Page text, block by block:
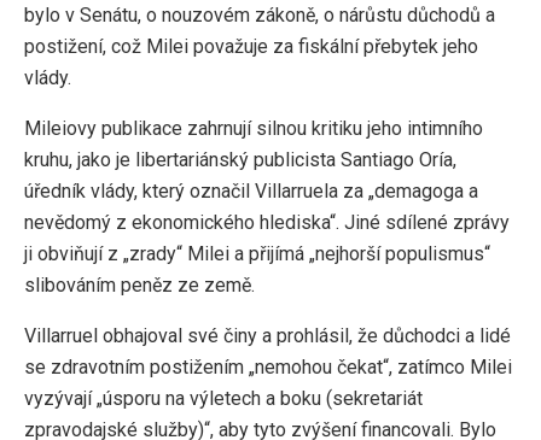
bylo v Senátu, o nouzovém zákoně, o nárůstu důchodů a
postižení, což Milei považuje za fiskální přebytek jeho
vlády.
Mileiovy publikace zahrnují silnou kritiku jeho intimního
kruhu, jako je libertariánský publicista Santiago Oría,
úředník vlády, který označil Villarruela za „demagoga a
nevědomý z ekonomického hlediska“. Jiné sdílené zprávy
ji obviňují z „zrady“ Milei a přijímá „nejhorší populismus“
slibováním peněz ze země.
Villarruel obhajoval své činy a prohlásil, že důchodci a lidé
se zdravotním postižením „nemohou čekat“, zatímco Milei
vyzývají „úsporu na výletech a boku (sekretariát
zpravodajské služby)“, aby tyto zvýšení financovali. Bylo